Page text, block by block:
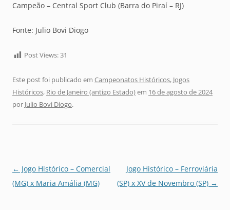
Campeão – Central Sport Club (Barra do Piraí – RJ)
Fonte: Julio Bovi Diogo
Post Views:31
Este post foi publicado em Campeonatos Históricos, Jogos
Históricos, Rio de Janeiro (antigo Estado)em 16 de agosto de 2024
por Julio Bovi Diogo.
Navegação
de
← Jogo Histórico – Comercial
(MG) x Maria Amália (MG)
Jogo Histórico – Ferroviária
(SP) x XV de Novembro (SP) →